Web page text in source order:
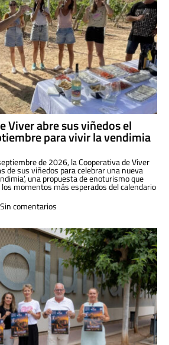
Viver abre sus viñedos el
para vivir la vendimia
de 2026, la Cooperativa de Viver
de sus viñedos para celebrar una nueva
una propuesta de enoturismo que
momentos más esperados del calendario
Sin comentarios